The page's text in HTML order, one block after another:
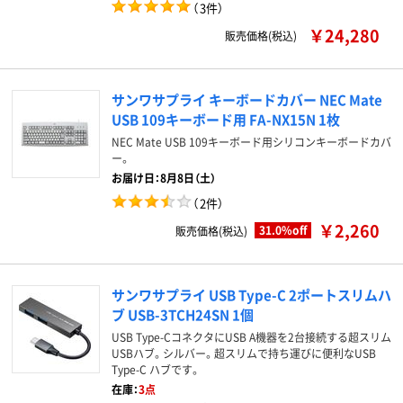
（3件）
販売価格(税込) ￥24,280
サンワサプライ キーボードカバー NEC Mate
USB 109キーボード用 FA-NX15N 1枚
NEC Mate USB 109キーボード用シリコンキーボードカバ
ー。
お届け日：8月8日（土）
（2件）
販売価格(税込) 31.0%off ￥2,260
サンワサプライ USB Type-C 2ポートスリムハ
ブ USB-3TCH24SN 1個
USB Type-CコネクタにUSB A機器を2台接続する超スリム
USBハブ。シルバー。超スリムで持ち運びに便利なUSB
Type-C ハブです。
在庫：3点